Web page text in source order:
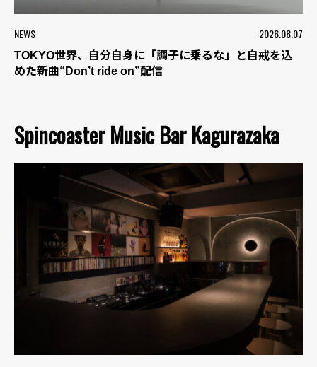
NEWS 2026.08.07
TOKYO世界、自分自身に「調子に乗るな」と自戒を込
めた新曲“Don’t ride on”配信
Spincoaster Music Bar Kagurazaka